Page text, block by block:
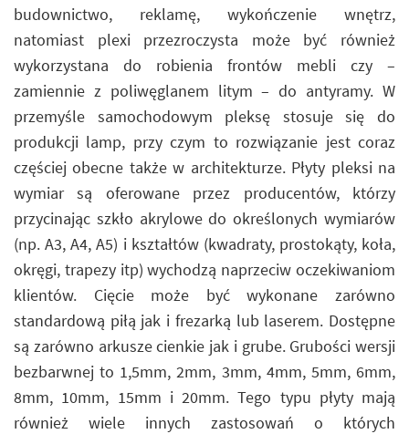
budownictwo, reklamę, wykończenie wnętrz,
natomiast plexi przezroczysta może być również
wykorzystana do robienia frontów mebli czy –
zamiennie z poliwęglanem litym – do antyramy. W
przemyśle samochodowym pleksę stosuje się do
produkcji lamp, przy czym to rozwiązanie jest coraz
częściej obecne także w architekturze. Płyty pleksi na
wymiar są oferowane przez producentów, którzy
przycinając szkło akrylowe do określonych wymiarów
(np. A3, A4, A5) i kształtów (kwadraty, prostokąty, koła,
okręgi, trapezy itp) wychodzą naprzeciw oczekiwaniom
klientów. Cięcie może być wykonane zarówno
standardową piłą jak i frezarką lub laserem. Dostępne
są zarówno arkusze cienkie jak i grube. Grubości wersji
bezbarwnej to 1,5mm, 2mm, 3mm, 4mm, 5mm, 6mm,
8mm, 10mm, 15mm i 20mm. Tego typu płyty mają
również wiele innych zastosowań o których